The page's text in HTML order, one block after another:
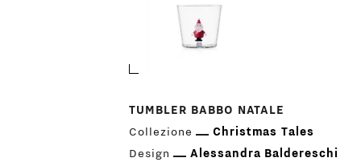
PRODOTTI
DESIGNER
TUMBLER BABBO NATALE
Collezione
Christmas Tales
Design
Alessandra Baldereschi